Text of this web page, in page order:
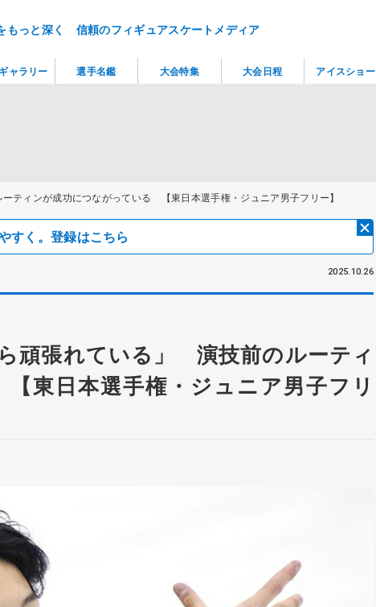
もっと深く 信頼のフィギュアスケートメディア
ティンが成功につながっている 【東日本選手権・ジュニア男子フリー】
すく。登録はこちら
2025.10.26
頑張れている」 演技前のルーティ
東日本選手権・ジュニア男子フリ
ャラリー 選手名鑑 大会特集 大会日程 アイスショー